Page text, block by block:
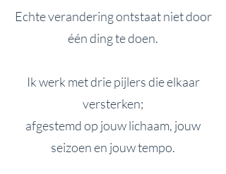
Echte verandering ontstaat niet door
één ding te doen.
Ik werk met drie pijlers die elkaar
versterken;
afgestemd op jouw lichaam, jouw
seizoen en jouw tempo.